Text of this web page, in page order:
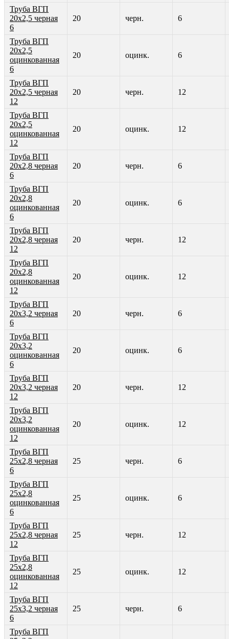
Труба ВГП
20х2,5 черная
6
20 черн. 6
Труба ВГП
20х2,5
оцинкованная
6
20 оцинк. 6
Труба ВГП
20х2,5 черная
12
20 черн. 12
Труба ВГП
20х2,5
оцинкованная
12
20 оцинк. 12
Труба ВГП
20х2,8 черная
6
20 черн. 6
Труба ВГП
20х2,8
оцинкованная
6
20 оцинк. 6
Труба ВГП
20х2,8 черная
12
20 черн. 12
Труба ВГП
20х2,8
оцинкованная
12
20 оцинк. 12
Труба ВГП
20х3,2 черная
6
20 черн. 6
Труба ВГП
20х3,2
оцинкованная
6
20 оцинк. 6
Труба ВГП
20х3,2 черная
12
20 черн. 12
Труба ВГП
20х3,2
оцинкованная
12
20 оцинк. 12
Труба ВГП
25х2,8 черная
6
25 черн. 6
Труба ВГП
25х2,8
оцинкованная
6
25 оцинк. 6
Труба ВГП
25х2,8 черная
12
25 черн. 12
Труба ВГП
25х2,8
оцинкованная
12
25 оцинк. 12
Труба ВГП
25х3,2 черная
6
25 черн. 6
Труба ВГП